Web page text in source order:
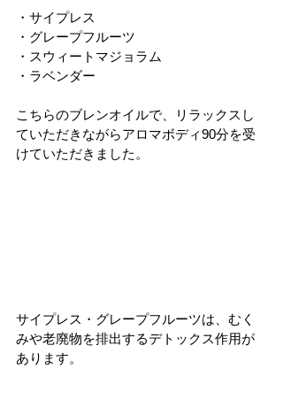
・サイプレス
・グレープフルーツ
・スウィートマジョラム
・ラベンダー
こちらのブレンオイルで、リラックスし
ていただきながらアロマボディ90分を受
けていただきました。
サイプレス・グレープフルーツは、むく
みや老廃物を排出するデトックス作用が
あります。